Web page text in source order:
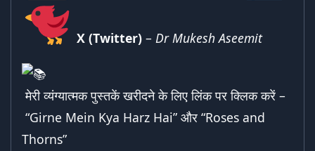
X (Twitter)– Dr Mukesh Aseemit
मेरी व्यंग्यात्मक पुस्तकें खरीदने के लिए लिंक पर क्लिक करें –
“Girne Mein Kya Harz Hai” और “Roses and
Thorns”